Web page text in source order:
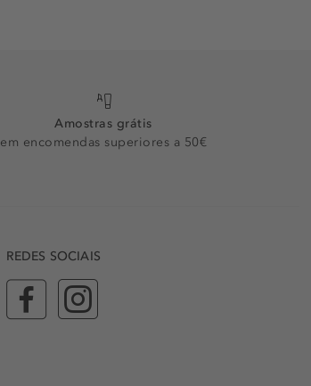
Amostras grátis
em encomendas superiores a 50€
REDES SOCIAIS